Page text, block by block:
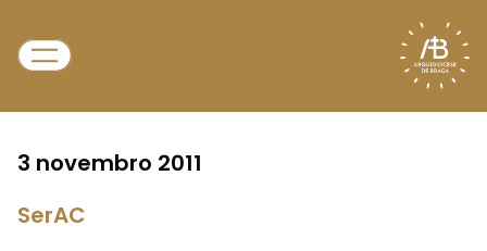
3 novembro 2011
SerAC